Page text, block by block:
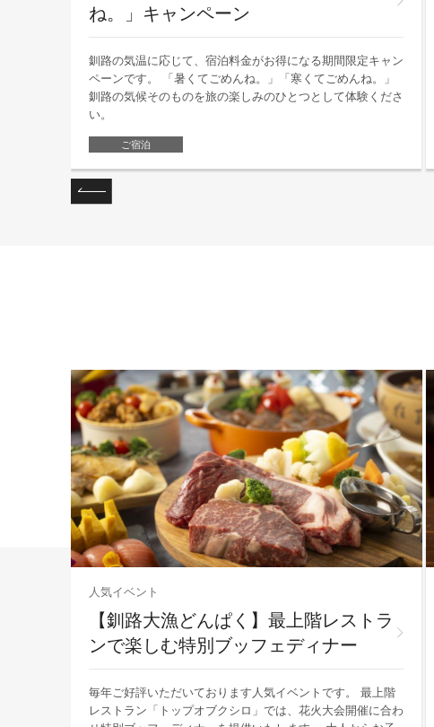
ね。」キャンペーン
釧路の気温に応じて、宿泊料金がお得になる期間限定キャン
ペーンです。 「暑くてごめんね。」「寒くてごめんね。」
釧路の気候そのものを旅の楽しみのひとつとして体験くださ
い。
ご宿泊
人気イベント
【釧路大漁どんぱく】最上階レストラ
ンで楽しむ特別ブッフェディナー
毎年ご好評いただいております人気イベントです。 最上階
レストラン「トップオブクシロ」では、花火大会開催に合わ